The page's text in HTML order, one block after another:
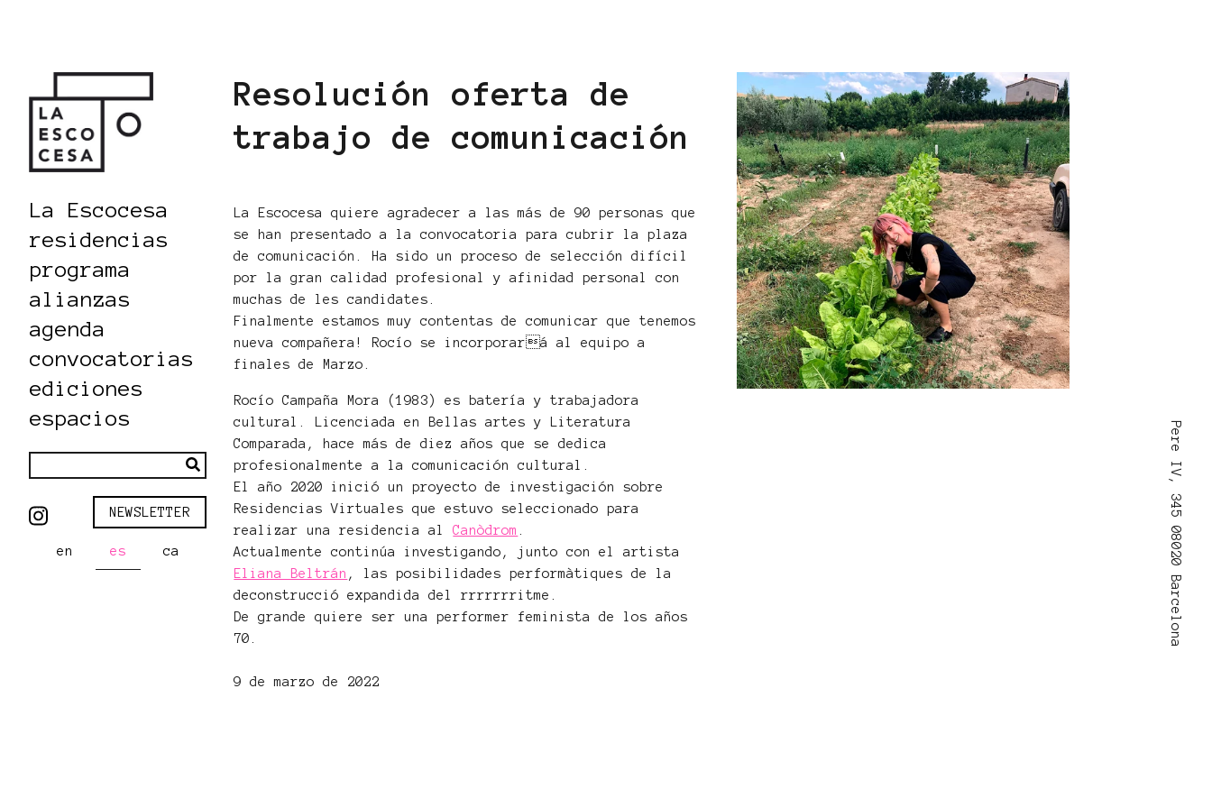
Pere IV, 345 08020 Barcelona
La Escocesa
residencias
programa
alianzas
agenda
convocatorias
ediciones
espacios
NEWSLETTER
en es ca
Resolución oferta de
trabajo de comunicación
La Escocesa quiere agradecer a las más de 90 personas que
se han presentado a la convocatoria para cubrir la plaza
de comunicación. Ha sido un proceso de selección difícil
por la gran calidad profesional y afinidad personal con
muchas de les candidates.
Finalmente estamos muy contentas de comunicar que tenemos
nueva compañera! Rocío se incorporará al equipo a
finales de Marzo.
Rocío Campaña Mora (1983) es batería y trabajadora
cultural. Licenciada en Bellas artes y Literatura
Comparada, hace más de diez años que se dedica
profesionalmente a la comunicación cultural.
El año 2020 inició un proyecto de investigación sobre
Residencias Virtuales que estuvo seleccionado para
realizar una residencia alCanòdrom
Actualmente continúa investigando, junto con el artista
Eliana Beltrán , las posibilidades performàtiques de la
deconstrucció expandida del rrrrrrritme.
De grande quiere ser una performer feminista de los años
70.
9 de marzo de 2022